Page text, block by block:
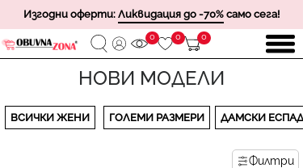
Изгодни оферти: Ликвидация до -70% само сега!
0 0 0
НОВИ МОДЕЛИ
ВСИЧКИ ЖЕНИ ГОЛЕМИ РАЗМЕРИ ДАМСКИ
Филтри